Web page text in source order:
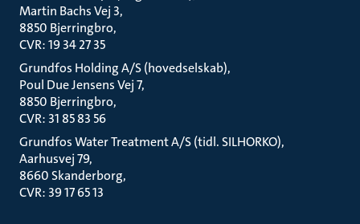
Martin Bachs Vej 3
8850 Bjerringbro
CVR: 19 34 27 35
Grundfos Holding A/S (hovedselskab)
Poul Due Jensens Vej 7
8850 Bjerringbro
CVR: 31 85 83 56
Grundfos Water Treatment A/S (tidl. SILHORKO)
Aarhusvej 79
8660 Skanderborg
CVR: 39 17 65 13